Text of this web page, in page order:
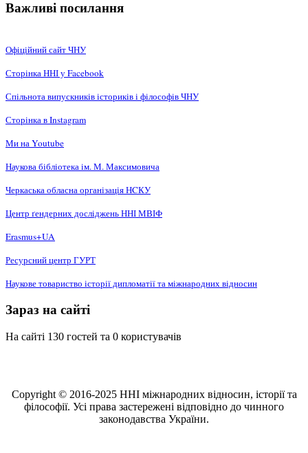
Важливі посилання
Офіційний сайт ЧНУ
Сторінка ННІ у Facebook
Спільнота випускників істориків і філософів ЧНУ
Сторінка в Instagram
Ми на Youtube
Наукова бібліотека ім. М. Максимовича
Черкаська обласна організація НCКУ
Центр ґендерних досліджень ННІ МВІФ
Erasmus+UA
Ресурсний центр ГУРТ
Наукове товариство історії дипломатії та міжнародних відносин
Зараз на сайті
На сайті 130 гостей та 0 користувачів
Copyright © 2016-2025 ННІ міжнародних відносин, історії та
філософії. Усі права застережені відповідно до чинного
законодавства України.